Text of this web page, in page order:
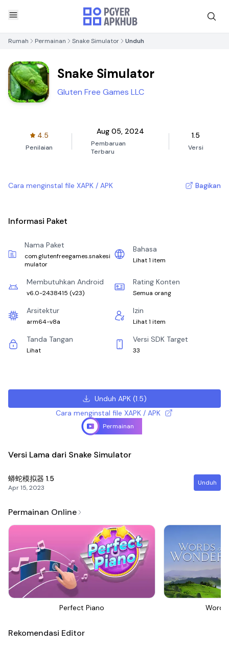
Rumah Permainan Snake Simulator Unduh
Snake Simulator
Gluten Free Games LLC
4.5
Penilaian
Aug 05, 2024
Pembaruan
Terbaru
1.5
Versi
Cara menginstal file XAPK / APK Bagikan
Informasi Paket
Nama Paket
com.glutenfreegames.snakesi
mulator
Bahasa
Lihat 1 item
Membutuhkan Android
v6.0-2438415 (v23)
Rating Konten
Semua orang
Arsitektur
arm64-v8a
Izin
Lihat 1 item
Tanda Tangan
Lihat
Versi SDK Target
33
Unduh APK(1.5)
Cara menginstal file XAPK / APK
Permainan
Versi Lama dari Snake Simulator
蟒蛇模拟器 1.5
Apr 15, 2023
Unduh
Permainan Online
Perfect Piano
Rekomendasi Editor